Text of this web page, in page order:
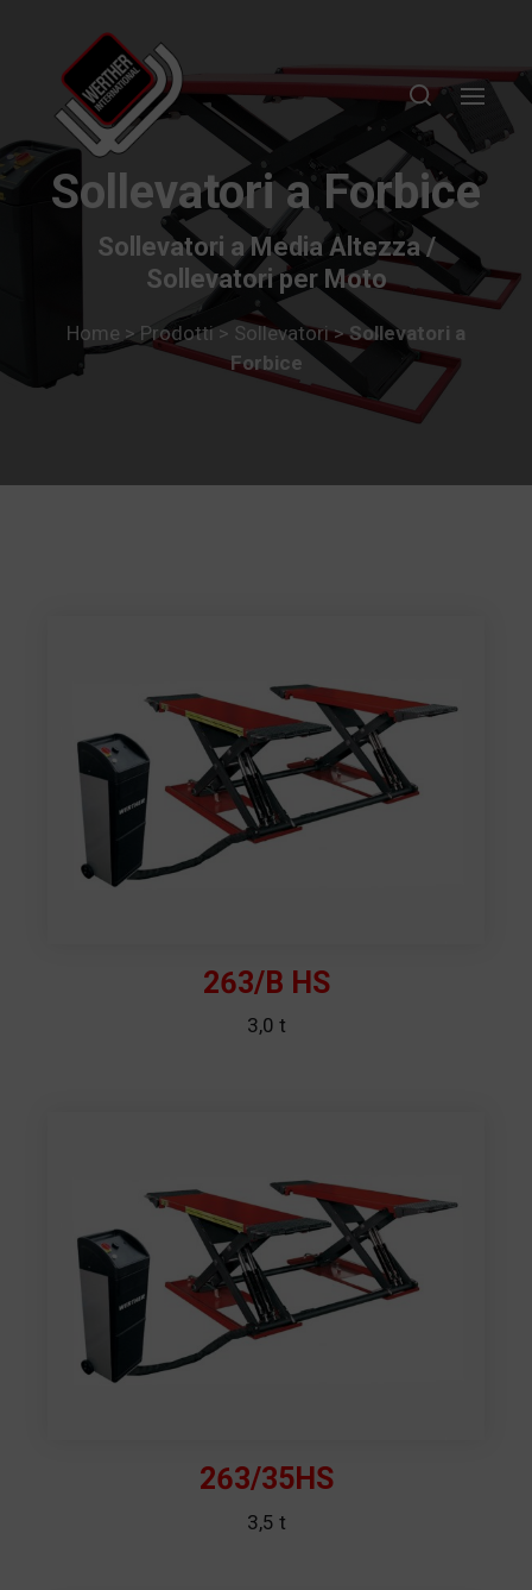
Sollevatori a Forbice
Sollevatori a Media Altezza /
Sollevatori per Moto
Home > Prodotti> Sollevatori>Sollevatori a
Forbice
263/B HS
3,0 t
263/35HS
3,5 t